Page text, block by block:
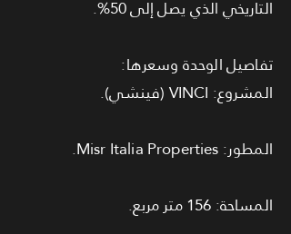
التاريخي الذي يصل إلى 50%.
تفاصيل الوحدة وسعرها:
المشروع: VINCI (فينشي).
المطور: Misr Italia Properties.
المساحة: 156 متر مربع.